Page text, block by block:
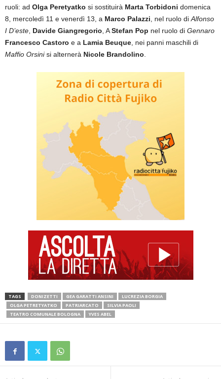
ruoli: ad Olga Peretyatko si sostituirà Marta Torbidoni domenica
8, mercoledì 11 e venerdì 13, a Marco Palazzi, nel ruolo diAlfonso
I D’este, Davide Giangregorio, AStefan Pop nel ruolo di Gennaro
Francesco Castoro e a Lamia Beuque, nei panni maschili di
Maffio Orsinisi alternerà Nicole Brandolino.
TAGS DONIZETTI GEA GARATTI ANSINI
LUCREZIA BORGIA
OLGA PETRETYATKO
PATRIARCATO
SILVIA PAOLI
TEATRO COMUNALE BOLOGNA
YVES ABEL